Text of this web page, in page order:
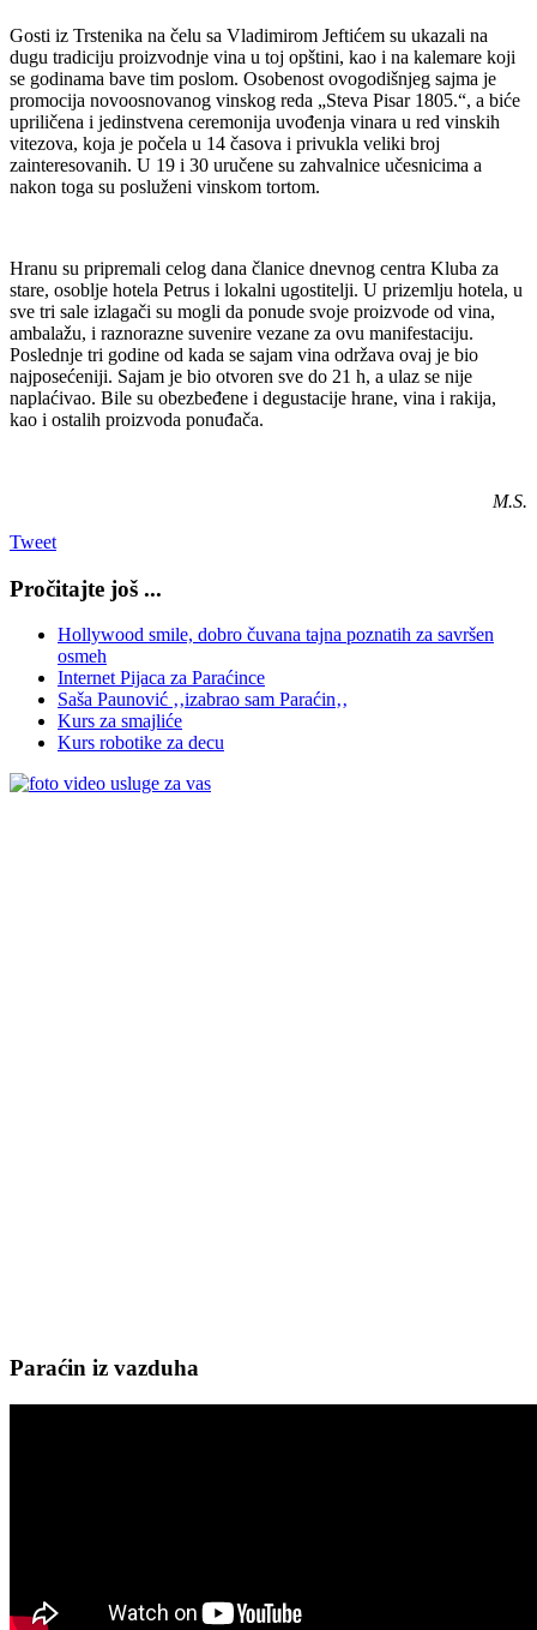
Gosti iz Trstenika na čelu sa Vladimirom Jeftićem su ukazali na
dugu tradiciju proizvodnje vina u toj opštini, kao i na kalemare koji
se godinama bave tim poslom. Osobenost ovogodišnjeg sajma je
promocija novoosnovanog vinskog reda „Steva Pisar 1805.“, a biće
upriličena i jedinstvena ceremonija uvođenja vinara u red vinskih
vitezova, koja je počela u 14 časova i privukla veliki broj
zainteresovanih. U 19 i 30 uručene su zahvalnice učesnicima a
nakon toga su posluženi vinskom tortom.
Hranu su pripremali celog dana članice dnevnog centra Kluba za
stare, osoblje hotela Petrus i lokalni ugostitelji. U prizemlju hotela, u
sve tri sale izlagači su mogli da ponude svoje proizvode od vina,
ambalažu, i raznorazne suvenire vezane za ovu manifestaciju.
Poslednje tri godine od kada se sajam vina održava ovaj je bio
najposećeniji. Sajam je bio otvoren sve do 21 h, a ulaz se nije
naplaćivao. Bile su obezbeđene i degustacije hrane, vina i rakija,
kao i ostalih proizvoda ponuđača.
M.S.
Tweet
Pročitajte još ...
Hollywood smile, dobro čuvana tajna poznatih za savršen
osmeh
Internet Pijaca za Paraćince
Saša Paunović ‚‚izabrao sam Paraćin‚‚
Kurs za smajliće
Kurs robotike za decu
Paraćin iz vazduha